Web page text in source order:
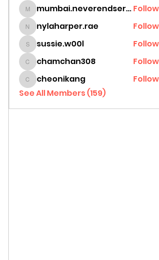
mumbai.neverendservices mumbai.neverendservices Follow
nylaharper.rae
nylaharper.rae Follow
sussie.w00l
sussie.w00l Follow
chamchan308
chamchan308 Follow
cheonikang
cheonikang
Follow
See All Members (159)